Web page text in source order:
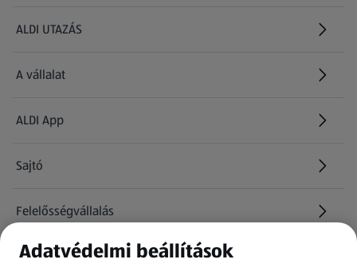
ALDI UTAZÁS
(új oldalon nyílik meg)
A vállalat
ALDI App
Sajtó
Felelősségvállalás
Információk
Adatvédelmi beállítások